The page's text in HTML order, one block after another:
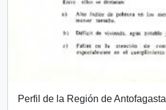
Perfil de la Región de Antofagasta